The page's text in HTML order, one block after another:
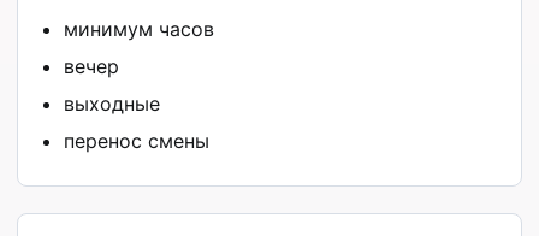
минимум часов
вечер
выходные
перенос смены